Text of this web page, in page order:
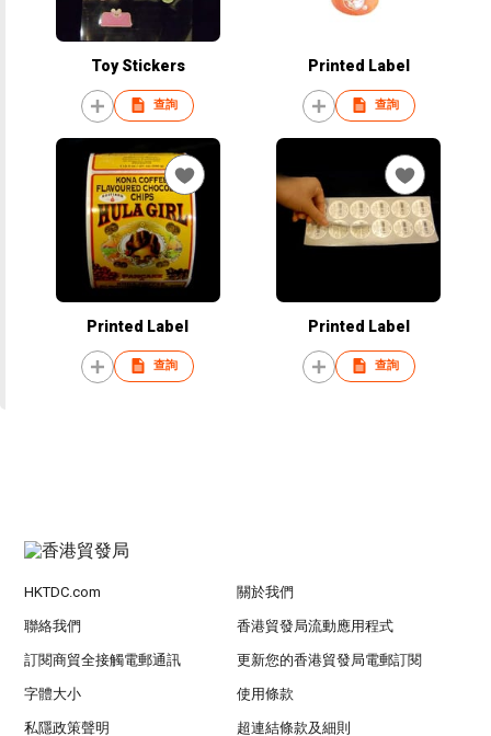
Toy Stickers
查詢
Printed Label
查詢
Printed Label
查詢
Printed Label
查詢
HKTDC.com 關於我們
聯絡我們 香港貿發局流動應用程式
訂閱商貿全接觸電郵通訊 更新您的香港貿發局電郵訂閱
字體大小 使用條款
私隱政策聲明 超連結條款及細則